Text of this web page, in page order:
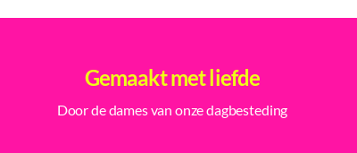
Gemaakt met liefde
Door de dames van onze dagbesteding